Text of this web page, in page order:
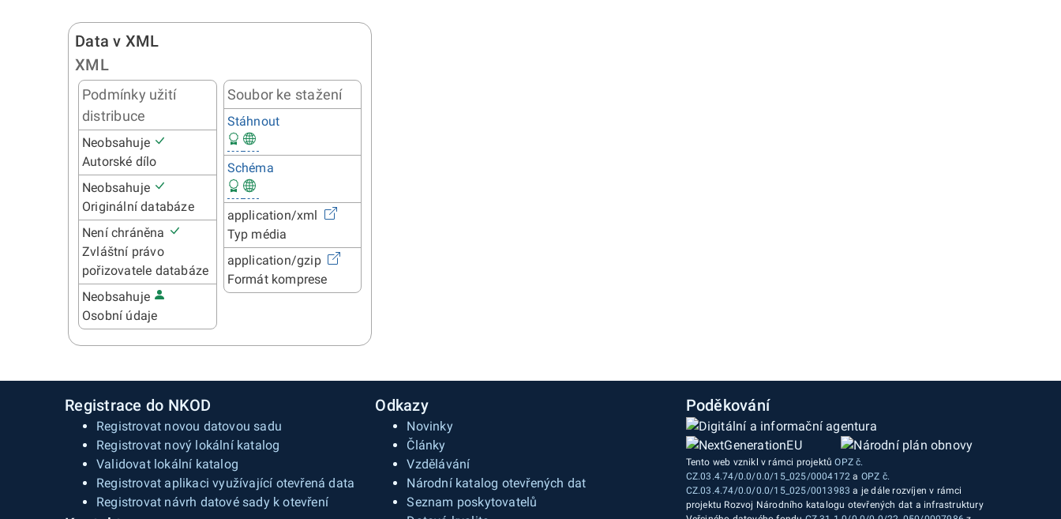
Data v XML
XML
Podmínky užití
distribuce
Neobsahuje
Autorské dílo
Neobsahuje
Originální databáze
Není chráněna
Zvláštní právo
pořizovatele databáze
Neobsahuje
Osobní údaje
Soubor ke stažení
Stáhnout
Schéma
application/xml
Typ média
application/gzip
Formát komprese
Registrace do NKOD
Registrovat novou datovou sadu
Registrovat nový lokální katalog
Validovat lokální katalog
Registrovat aplikaci využívající otevřená data
Registrovat návrh datové sady k otevření
Odkazy
Novinky
Články
Vzdělávání
Národní katalog otevřených dat
Seznam poskytovatelů
Poděkování
Tento web vznikl v rámci projektůOPZ č.
CZ.03.4.74/0.0/0.0/15_025/0004172 a OPZ č.
CZ.03.4.74/0.0/0.0/15_025/0013983 a je dále rozvíjen v rámci
projektu Rozvoj Národního katalogu otevřených dat a infrastruktury